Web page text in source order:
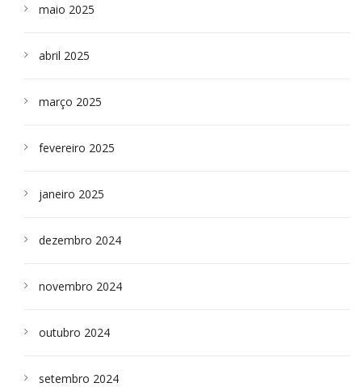
maio 2025
abril 2025
março 2025
fevereiro 2025
janeiro 2025
dezembro 2024
novembro 2024
outubro 2024
setembro 2024